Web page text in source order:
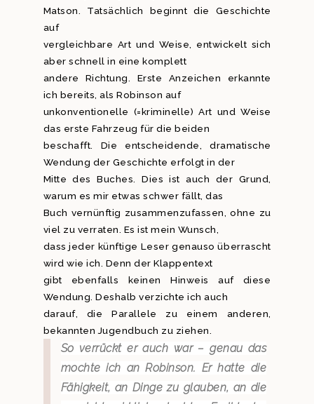
Matson. Tatsächlich beginnt die Geschichte
auf
vergleichbare Art und Weise, entwickelt sich
aber schnell in eine komplett
andere Richtung. Erste Anzeichen erkannte
ich bereits, als Robinson auf
unkonventionelle (=kriminelle) Art und Weise
das erste Fahrzeug für die beiden
beschafft. Die entscheidende, dramatische
Wendung der Geschichte erfolgt in der
Mitte des Buches. Dies ist auch der Grund,
warum es mir etwas schwer fällt, das
Buch vernünftig zusammenzufassen, ohne zu
viel zu verraten. Es ist mein Wunsch,
dass jeder künftige Leser genauso überrascht
wird wie ich. Denn der Klappentext
gibt ebenfalls keinen Hinweis auf diese
Wendung. Deshalb verzichte ich auch
darauf, die Parallele zu einem anderen,
bekannten Jugendbuch zu ziehen.
So verrückt er auch war – genau das
mochte ich an Robinson. Er hatte die
Fähigkeit, an Dinge zu glauben, an die